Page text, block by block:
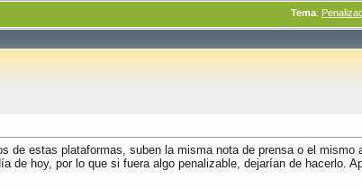
Tema:
estas plataformas, suben la misma nota de prensa o el mismo
hoy, por lo que si fuera algo penalizable, dejarían de hacerlo.